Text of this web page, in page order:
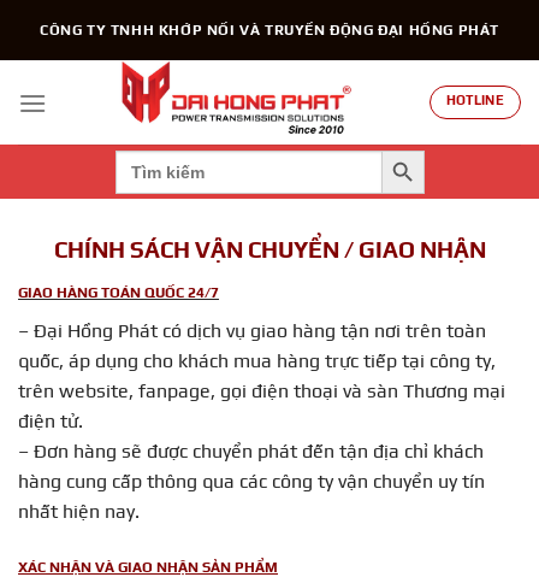
dung
CÔNG TY TNHH KHỚP NỐI VÀ TRUYỀN ĐỘNG ĐẠI HỒNG PHÁT
HOTLINE
Search
for:
SEARCH BUTTON
CHÍNH SÁCH VẬN CHUYỂN / GIAO NHẬN
GIAO HÀNG TOÁN QUỐC 24/7
– Đại Hồng Phát có dịch vụ giao hàng tận nơi trên toàn
quốc, áp dụng cho khách mua hàng trực tiếp tại công ty,
trên website, fanpage, gọi điện thoại và sàn Thương mại
điện tử.
– Đơn hàng sẽ được chuyển phát đến tận địa chỉ khách
hàng cung cấp thông qua các công ty vận chuyển uy tín
nhất hiện nay.
XÁC NHẬN VÀ GIAO NHẬN SẢN PHẨM